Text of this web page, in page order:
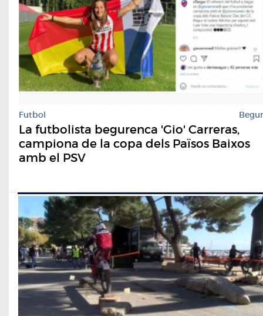
Futbol Begur
La futbolista begurenca 'Gio' Carreras,
campiona de la copa dels Països Baixos
amb el PSV